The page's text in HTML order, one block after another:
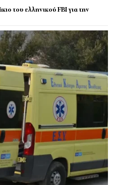
του ελληνικού FBI για την